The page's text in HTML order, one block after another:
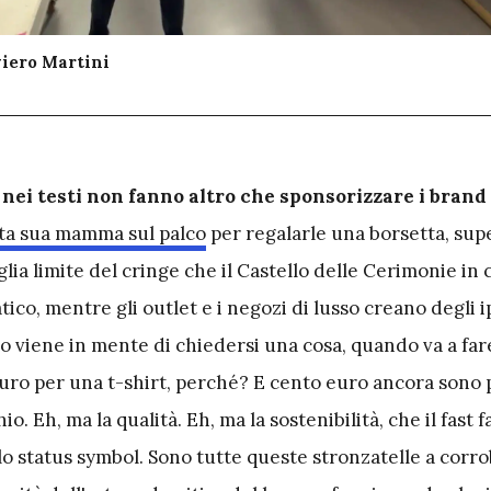
Martini
testi non fanno altro che sponsorizzare i brand
sua mamma sul palco per regalarle una borsetta,
limite del cringe che il Castello delle Cerimonie in
mentre gli outlet e i negozi di lusso creano degli
viene in mente di chiedersi una cosa, quando va a
per una t-shirt, perché? E cento euro ancora sono
Eh, ma la qualità. Eh, ma la sostenibilità, che il fast
status symbol. Sono tutte queste stronzatelle a